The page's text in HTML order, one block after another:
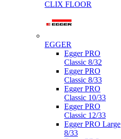
CLIX FLOOR
EGGER
Egger PRO
Classic 8/32
Egger PRO
Classic 8/33
Egger PRO
Classic 10/33
Egger PRO
Classic 12/33
Egger PRO Large
8/33